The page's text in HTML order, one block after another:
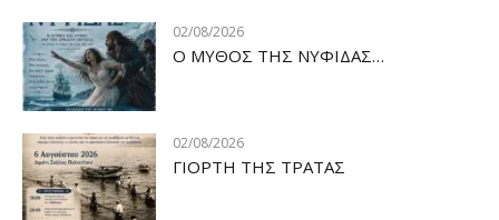
02/08/2026
Ο ΜΥΘΟΣ ΤΗΣ ΝΥΦΙΔΑΣ…
02/08/2026
ΓΙΟΡΤΗ ΤΗΣ ΤΡΑΤΑΣ